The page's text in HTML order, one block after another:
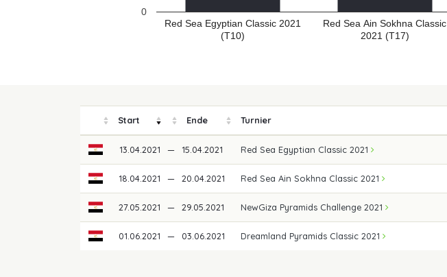
Red Sea Egyptian Classic 2021
(T10)
Red Sea Ain Sokhna Classic
2021 (T17)
0
Start Ende Turnier
13.04.2021 — 15.04.2021 Red Sea Egyptian Classic 2021
18.04.2021 — 20.04.2021 Red Sea Ain Sokhna Classic 2021
27.05.2021 — 29.05.2021 NewGiza Pyramids Challenge 2021
01.06.2021 — 03.06.2021 Dreamland Pyramids Classic 2021